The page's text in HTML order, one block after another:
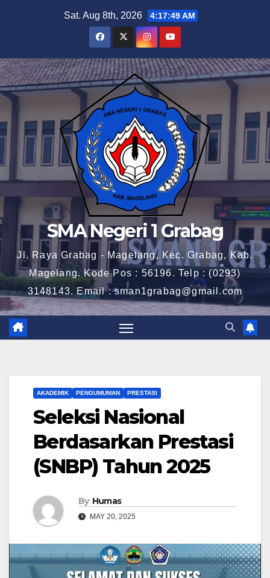
Sat. Aug 8th, 2026 4:17:51 AM
SMA Negeri 1 Grabag
Jl. Raya Grabag - Magelang, Kec. Grabag, Kab.
Magelang. Kode Pos : 56196. Telp : (0293)
3148143. Email : sman1grabag@gmail.com
AKADEMIK PENGUMUMAN PRESTASI
Seleksi Nasional
Berdasarkan Prestasi
(SNBP) Tahun 2025
By Humas
MAY 20, 2025